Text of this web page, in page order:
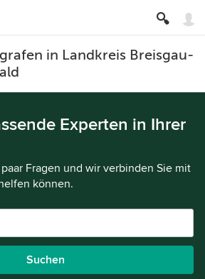
in Landkreis Breisgau-
Experten in Ihrer
Fragen und wir verbinden Sie mit
können.
Suchen